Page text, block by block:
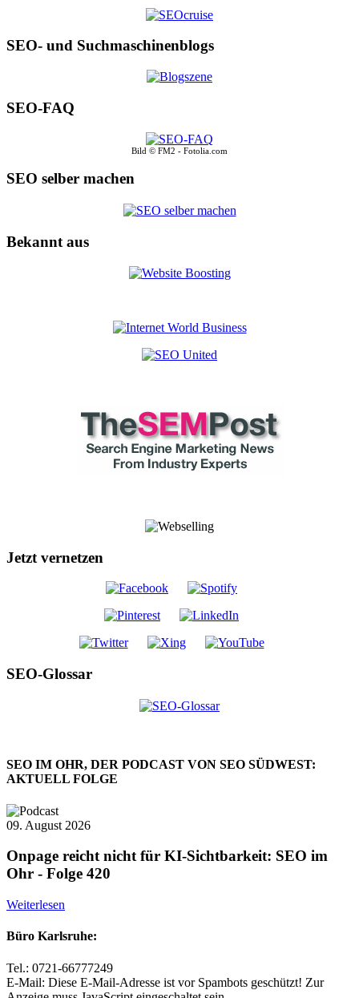
SEO- und Suchmaschinenblogs
SEO-FAQ
Bild © FM2 - Fotolia.com
SEO selber machen
Bekannt aus
Jetzt vernetzen
SEO-Glossar
SEO IM OHR, DER PODCAST VON SEO SÜDWEST:
AKTUELL FOLGE
09. August 2026
Onpage reicht nicht für KI-Sichtbarkeit: SEO im
Ohr - Folge 420
Weiterlesen
Büro Karlsruhe:
Tel.: 0721-66777249
E-Mail: Diese E-Mail-Adresse ist vor Spambots geschützt! Zur